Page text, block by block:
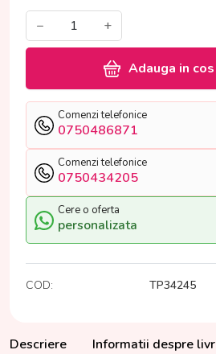
− +
Adauga in cos
Comenzi telefonice
0750486871
Comenzi telefonice
0750434205
Cere o oferta
personalizata
COD: TP34245
Descriere Informatii despre